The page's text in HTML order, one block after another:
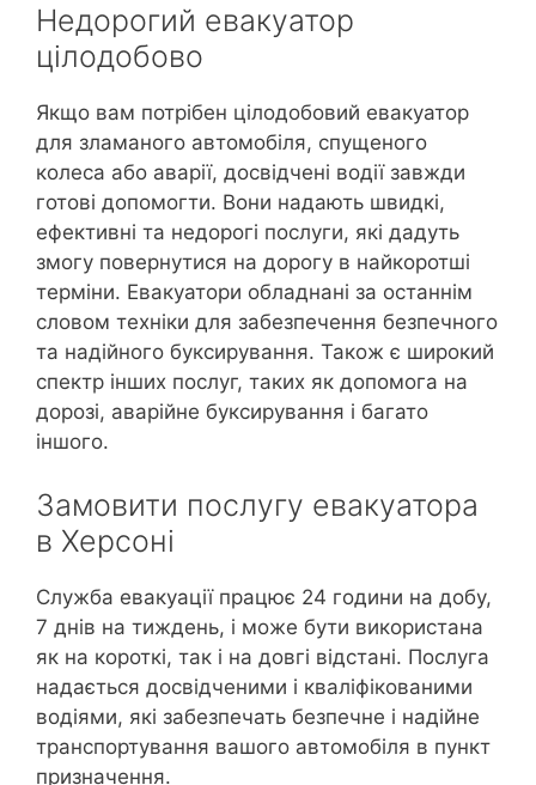
Недорогий евакуатор
цілодобово
Якщо вам потрібен цілодобовий евакуатор
для зламаного автомобіля, спущеного
колеса або аварії, досвідчені водії завжди
готові допомогти. Вони надають швидкі,
ефективні та недорогі послуги, які дадуть
змогу повернутися на дорогу в найкоротші
терміни. Евакуатори обладнані за останнім
словом техніки для забезпечення безпечного
та надійного буксирування. Також є широкий
спектр інших послуг, таких як допомога на
дорозі, аварійне буксирування і багато
іншого.
Замовити послугу евакуатора
в Херсоні
Служба евакуації працює 24 години на добу,
7 днів на тиждень, і може бути використана
як на короткі, так і на довгі відстані. Послуга
надається досвідченими і кваліфікованими
водіями, які забезпечать безпечне і надійне
транспортування вашого автомобіля в пункт
призначення.